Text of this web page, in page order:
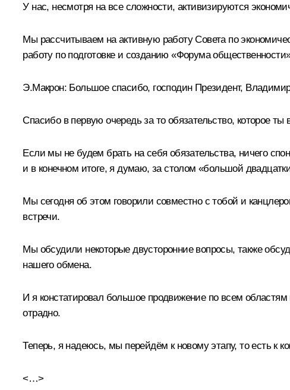
У нас, несмотря на все сложности, активизируются
Мы рассчитываем на активную работу Совета по
работу по подготовке и созданию «Форума
Э.Макрон: Большое спасибо, господин Президент,
Спасибо в первую очередь за то обязательство, которое
Если мы не будем брать на себя обязательства, ничего
и в конечном итоге, я думаю, за столом «большой
Мы сегодня об этом говорили совместно с тобой и
встречи.
Мы обсудили некоторые двусторонние вопросы, также
нашего обмена.
И я констатировал большое продвижение по всем областям
отрадно.
Теперь, я надеюсь, мы перейдём к новому этапу, то есть к
<…>